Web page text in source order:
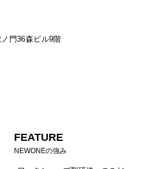
門36森ビル9階
FEATURE
NEWONEの強み